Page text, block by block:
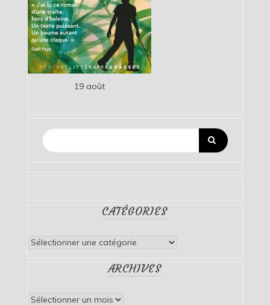
19 août
CATÉGORIES
Catégories
ARCHIVES
Archives